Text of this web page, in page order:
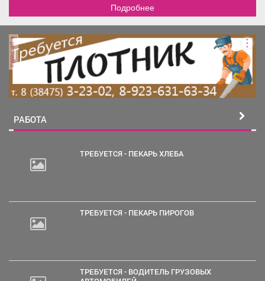
Подробнее
реклама
РАБОТА
ТРЕБУЕТСЯ - ПЕКАРЬ ХЛЕБА
ТРЕБУЕТСЯ - ПЕКАРЬ ПИРОГОВ
ТРЕБУЕТСЯ - ВОДИТЕЛЬ ГРУЗОВЫХ